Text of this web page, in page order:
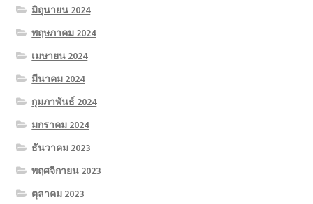
มิถุนายน 2024
พฤษภาคม 2024
เมษายน 2024
มีนาคม 2024
กุมภาพันธ์ 2024
มกราคม 2024
ธันวาคม 2023
พฤศจิกายน 2023
ตุลาคม 2023